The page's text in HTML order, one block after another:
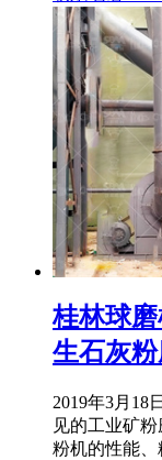
桂林球
生石灰
2019年3月18
见的工业矿
粉机的性能